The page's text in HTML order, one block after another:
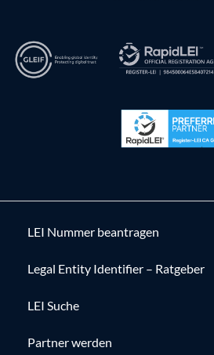
LEI Nummer beantragen
Legal Entity Identifier – Ratgeber
LEI Suche
Partner werden